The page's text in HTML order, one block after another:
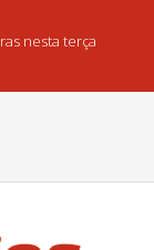
nesta terça